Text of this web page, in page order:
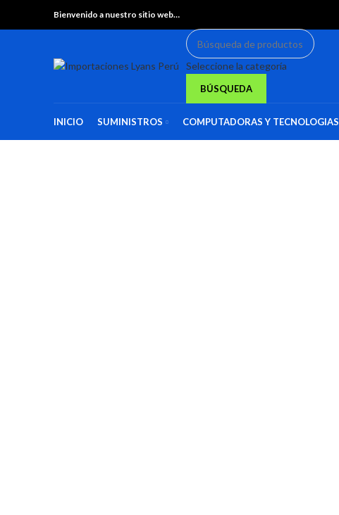
Bienvenido a nuestro sitio web…
Seleccione la categoría
BÚSQUEDA
INICIO SUMINISTROS COMPUTADORAS Y TECNOLOGIAS